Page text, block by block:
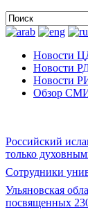
Новости
Новости
Новости
Обзор
Российский
только
Сотрудники
Ульяновская
посвященных